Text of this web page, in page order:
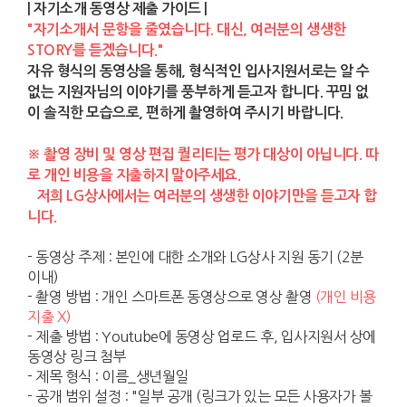
| 자기소개 동영상 제출 가이드 |
"자기소개서 문항을 줄였습니다. 대신, 여러분의 생생한
STORY를 듣겠습니다."
자유 형식의 동영상을 통해, 형식적인 입사지원서로는 알 수
없는 지원자님의 이야기를 풍부하게 듣고자 합니다. 꾸밈 없
이 솔직한 모습으로, 편하게 촬영하여 주시기 바랍니다.
※ 촬영 장비 및 영상 편집 퀄리티는 평가 대상이 아닙니다. 따
로 개인 비용을 지출하지 말아주세요.
저희 LG상사에서는 여러분의 생생한 이야기만을 듣고자 합
니다.
- 동영상 주제 : 본인에 대한 소개와 LG상사 지원 동기 (2분
이내)
- 촬영 방법 : 개인 스마트폰 동영상으로 영상 촬영 (개인 비용
지출 X)
- 제출 방법 : Youtube에 동영상 업로드 후, 입사지원서 상에
동영상 링크 첨부
- 제목 형식 : 이름_생년월일
- 공개 범위 설정 : "일부 공개 (링크가 있는 모든 사용자가 볼